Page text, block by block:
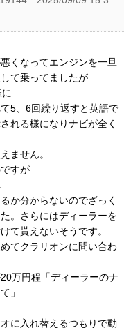
くなってエンジンを一旦
て乗ってましたが
5、6回繰り返すと英語で
れる様になりナビが全く
ません。
すが
か分からないのでざっく
。さらにはディーラーを
て貰えないそうです。
てクラリオンに問い合わ
万円程「ディーラーのナ
」
に入れ替えるつもりで動